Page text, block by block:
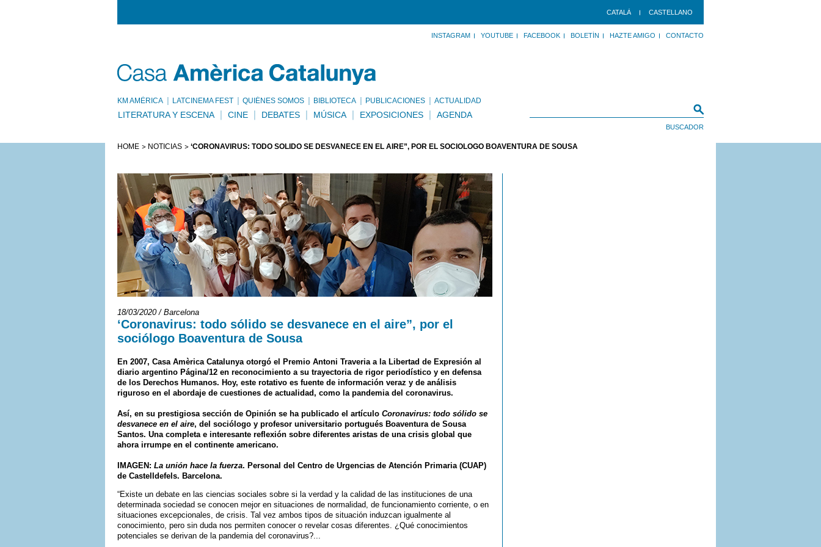
CATALÀ CASTELLANO
INSTAGRAM YOUTUBE FACEBOOK BOLETÍN HAZTE AMIGO CONTACTO
KM AMÈRICA LATCINEMA FEST QUIÉNES SOMOS BIBLIOTECA PUBLICACIONES ACTUALIDAD
LITERATURA Y ESCENA CINE DEBATES MÚSICA EXPOSICIONES AGENDA
HOME NOTICIAS ‘CORONAVIRUS: TODO SÓLIDO SE DESVANECE EN EL AIRE”, POR EL SOCIÓLOGO BOAVENTURA DE SOUSA
18/03/2020 / Barcelona
‘Coronavirus: todo sólido se desvanece en el aire”, por el
sociólogo Boaventura de Sousa
En 2007, Casa Amèrica Catalunya otorgó el Premio Antoni Traveria a la Libertad de Expresión al
diario argentino Página/12 en reconocimiento a su trayectoria de rigor periodístico y en defensa
de los Derechos Humanos. Hoy, este rotativo es fuente de información veraz y de análisis
riguroso en el abordaje de cuestiones de actualidad, como la pandemia del coronavirus.
Así, en su prestigiosa sección de Opinión se ha publicado el artículo Coronavirus: todo sólido se
desvanece en el aire, del sociólogo y profesor universitario portugués Boaventura de Sousa
Santos. Una completa e interesante reflexión sobre diferentes aristas de una crisis global que
ahora irrumpe en el continente americano.
IMAGEN: La unión hace la fuerza. Personal del Centro de Urgencias de Atención Primaria (CUAP)
de Castelldefels. Barcelona.
“Existe un debate en las ciencias sociales sobre si la verdad y la calidad de las instituciones de una
determinada sociedad se conocen mejor en situaciones de normalidad, de funcionamiento corriente, o en
situaciones excepcionales, de crisis. Tal vez ambos tipos de situación induzcan igualmente al
conocimiento, pero sin duda nos permiten conocer o revelar cosas diferentes. ¿Qué conocimientos
potenciales se derivan de la pandemia del coronavirus?...